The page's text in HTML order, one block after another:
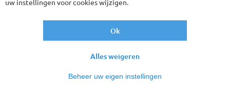
zoals het Alhambra in Granada, het sprookjesachtige Alcázar
in Sevilla en de Mezquita in Córdoba. Tezamen vormen zij de
meer dan dat! Zo mag een bezoek aan Ronda natuurlijk niet
Rots van Gibraltar en is het heerlijk vertoeven aan de Costa
uw instellingen voor cookies wijzigen.
Beheer uw eigen instellingen
Alles weigeren
Ok